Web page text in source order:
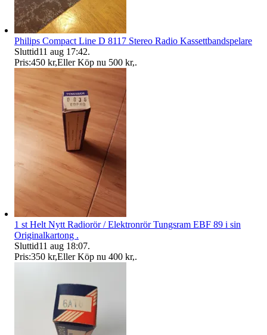
Philips Compact Line D 8117 Stereo Radio Kassettbandspelare
Sluttid11 aug 17:42.
Pris:450 kr,Eller Köp nu 500 kr,.
1 st Helt Nytt Radiorör / Elektronrör Tungsram EBF 89 i sin
Originalkartong .
Sluttid11 aug 18:07.
Pris:350 kr,Eller Köp nu 400 kr,.